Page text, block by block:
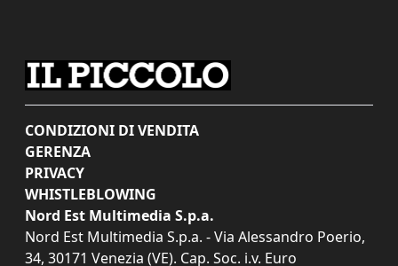
CONDIZIONI DI VENDITA
GERENZA
PRIVACY
WHISTLEBLOWING
Nord Est Multimedia S.p.a.
Nord Est Multimedia S.p.a. - Via Alessandro Poerio,
34, 30171 Venezia (VE). Cap. Soc. i.v. Euro